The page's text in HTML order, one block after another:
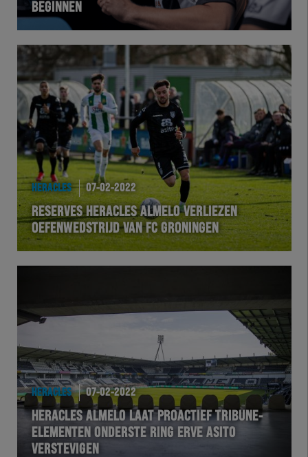
BEGINNEN
HERACLES 07-02-2022
RESERVES HERACLES ALMELO VERLIEZEN
OEFENWEDSTRIJD VAN FC GRONINGEN
HERACLES 07-02-2022
HERACLES ALMELO LAAT PROACTIEF TRIBUNE-
ELEMENTEN ONDERSTE RING ERVE ASITO
VERSTEVIGEN